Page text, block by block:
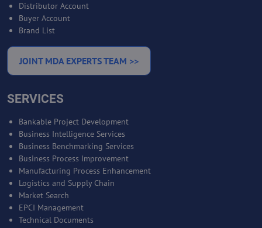
Distributor Account
Buyer Account
Brand List
JOINT MDA EXPERTS TEAM >>
SERVICES
Bankable Project Development
Business Intelligence Services
Business Benchmarking Services
Business Process Improvement
Manufacturing Process Enhancement
Logistics and Supply Chain
Market Search
EPCI Management
Technical Documents